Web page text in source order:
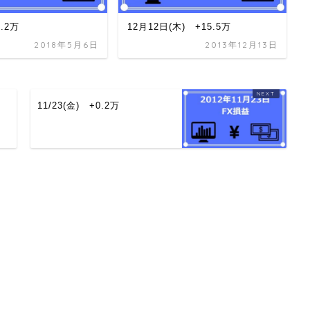
万
2018年5月6日
12月12日(木) +15.5万
2013年12月13日
11/23(金) +0.2万